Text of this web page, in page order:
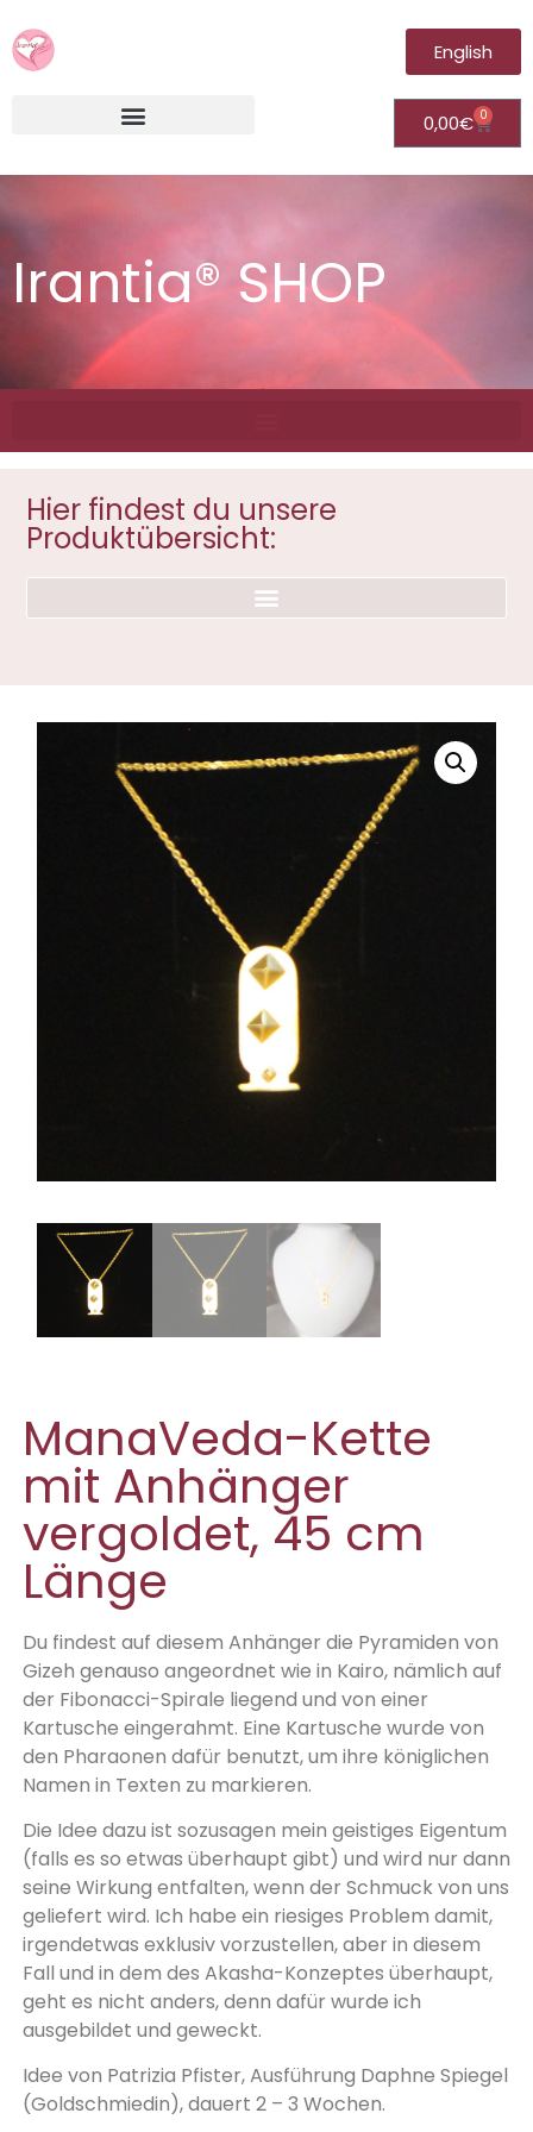
English
0,00€ 0
Irantia® SHOP
Hier findest du unsere
Produktübersicht:
ManaVeda-Kette
mit Anhänger
vergoldet, 45 cm
Länge
Du findest auf diesem Anhänger die Pyramiden von
Gizeh genauso angeordnet wie in Kairo, nämlich auf
der Fibonacci-Spirale liegend und von einer
Kartusche eingerahmt. Eine Kartusche wurde von
den Pharaonen dafür benutzt, um ihre königlichen
Namen in Texten zu markieren.
Die Idee dazu ist sozusagen mein geistiges Eigentum
(falls es so etwas überhaupt gibt) und wird nur dann
seine Wirkung entfalten, wenn der Schmuck von uns
geliefert wird. Ich habe ein riesiges Problem damit,
irgendetwas exklusiv vorzustellen, aber in diesem
Fall und in dem des Akasha-Konzeptes überhaupt,
geht es nicht anders, denn dafür wurde ich
ausgebildet und geweckt.
Idee von Patrizia Pfister, Ausführung Daphne Spiegel
(Goldschmiedin), dauert 2 – 3 Wochen.